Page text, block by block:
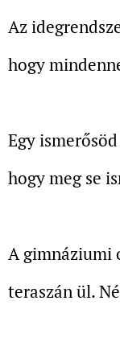
Az
hogy
Egy
hogy meg se
A gimnáziumi
teraszán ül.